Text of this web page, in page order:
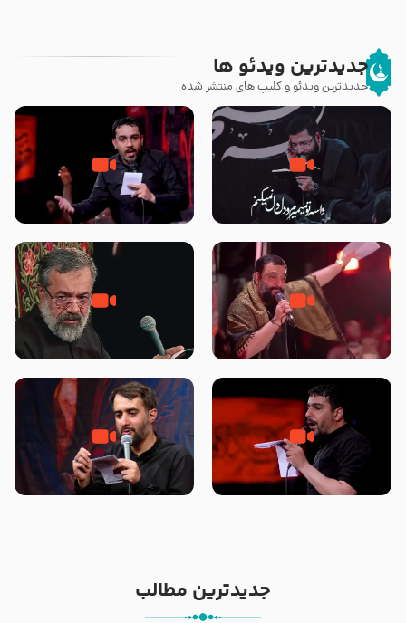
جدیدترین ویدئو ها
جدیدترین ویدئو و کلیپ های منتشر شده
مصداق کربلا – حاج حسین سیب
سرخی
شور ، حسینا! به‌ حق زهرا «أُنْظُرْ
إِلَینا» – عزاداری شب هفتم ماه
جانا جانا ابی عبدالله – کربلایی جواد
مقدم – شب هشتم محرم 1448 –
مادر منم مثل تو خمیدم – حاج
محمود کریمی – شهادت حضرت
هیئت رایة العباس علیه السلام
تک ، عبّاس، صاحب دل‌هاست –
حاج حنیف طاهری – عزاداری شب
من غلام نوکراتم من عاشق کربلاتم
– شور زمینه – شب هفتم – محرم
جدیدترین مطالب